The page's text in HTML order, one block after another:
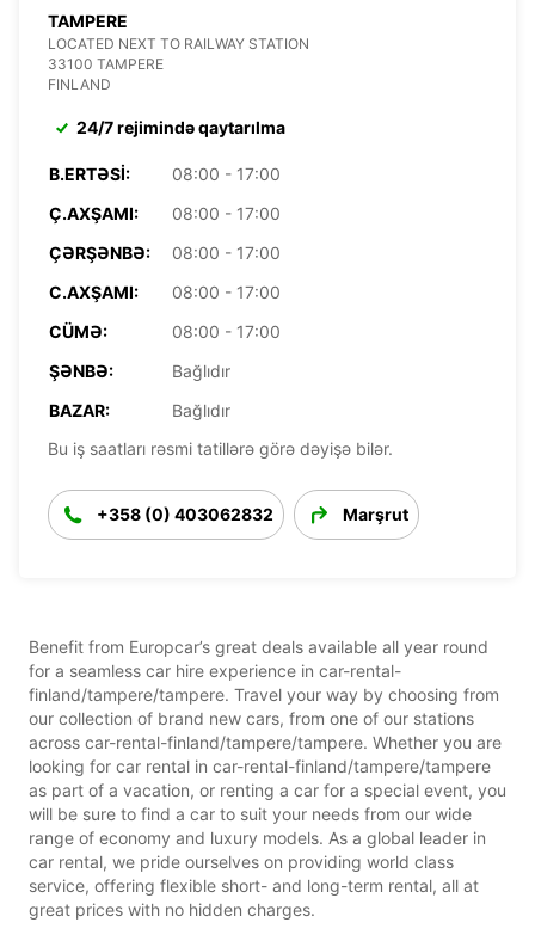
TAMPERE
LOCATED NEXT TO RAILWAY STATION
33100 TAMPERE
FINLAND
24/7 rejimində qaytarılma
B.ERTƏSI:
08:00 - 17:00
Ç.AXŞAMI:
08:00 - 17:00
ÇƏRŞƏNBƏ:
08:00 - 17:00
C.AXŞAMI:
08:00 - 17:00
CÜMƏ:
08:00 - 17:00
ŞƏNBƏ:
Bağlıdır
BAZAR:
Bağlıdır
Bu iş saatları rəsmi tatillərə görə dəyişə bilər.
+358 (0) 403062832 Marşrut
Benefit from Europcar’s great deals available all year round
for a seamless car hire experience in car-rental-
finland/tampere/tampere. Travel your way by choosing from
our collection of brand new cars, from one of our stations
across car-rental-finland/tampere/tampere. Whether you are
looking for car rental in car-rental-finland/tampere/tampere
as part of a vacation, or renting a car for a special event, you
will be sure to find a car to suit your needs from our wide
range of economy and luxury models. As a global leader in
car rental, we pride ourselves on providing world class
service, offering flexible short- and long-term rental, all at
great prices with no hidden charges.